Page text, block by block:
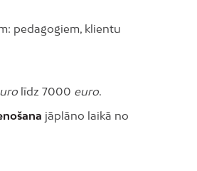
pedagogiem, klientu
līdz 7000 euro.
jāplāno laikā no